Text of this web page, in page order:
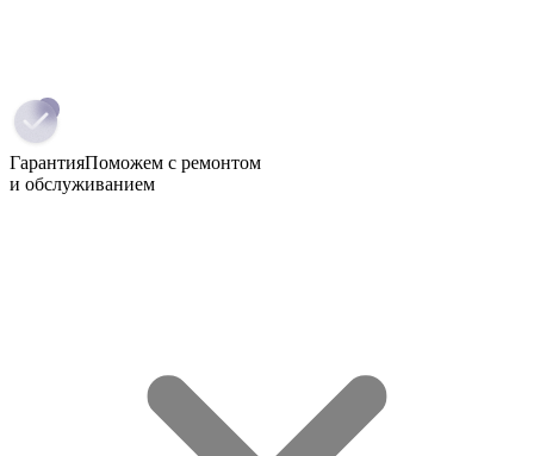
ГарантияПоможем с ремонтом
и обслуживанием